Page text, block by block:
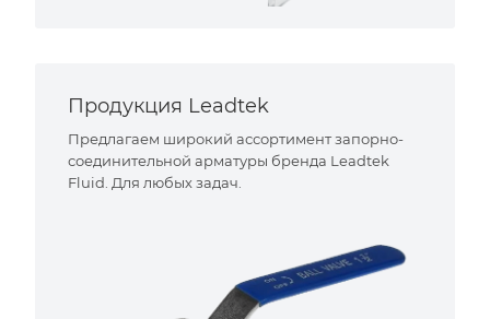
Продукция Leadtek
Предлагаем широкий ассортимент запорно-
соединительной арматуры бренда Leadtek
Fluid. Для любых задач.